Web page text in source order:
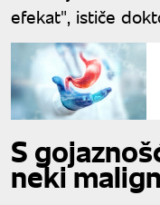
efekat", ističe
S
neki